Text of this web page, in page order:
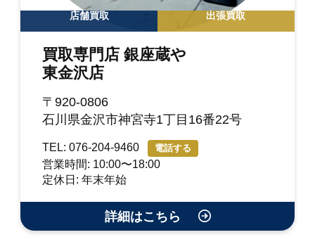
店舗買取 出張買取
買取専門店 銀座蔵や
東金沢店
〒920-0806
石川県金沢市神宮寺1丁目16番22号
TEL: 076-204-9460 電話する
営業時間: 10:00〜18:00
定休日: 年末年始
詳細はこちら